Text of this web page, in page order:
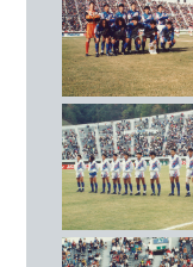
1992.11.1
グループステ
朝鮮民主主義人
△ 1 - 1
（80’ 中山雅史）
1992.11.3
グループステ
○ 1 - 0
（85’ 三浦知良）
1 松永 成立
19 前川 和也
2 大嶽 直人
3 勝矢 寿延
4 堀池 巧（
5 柱谷 哲二